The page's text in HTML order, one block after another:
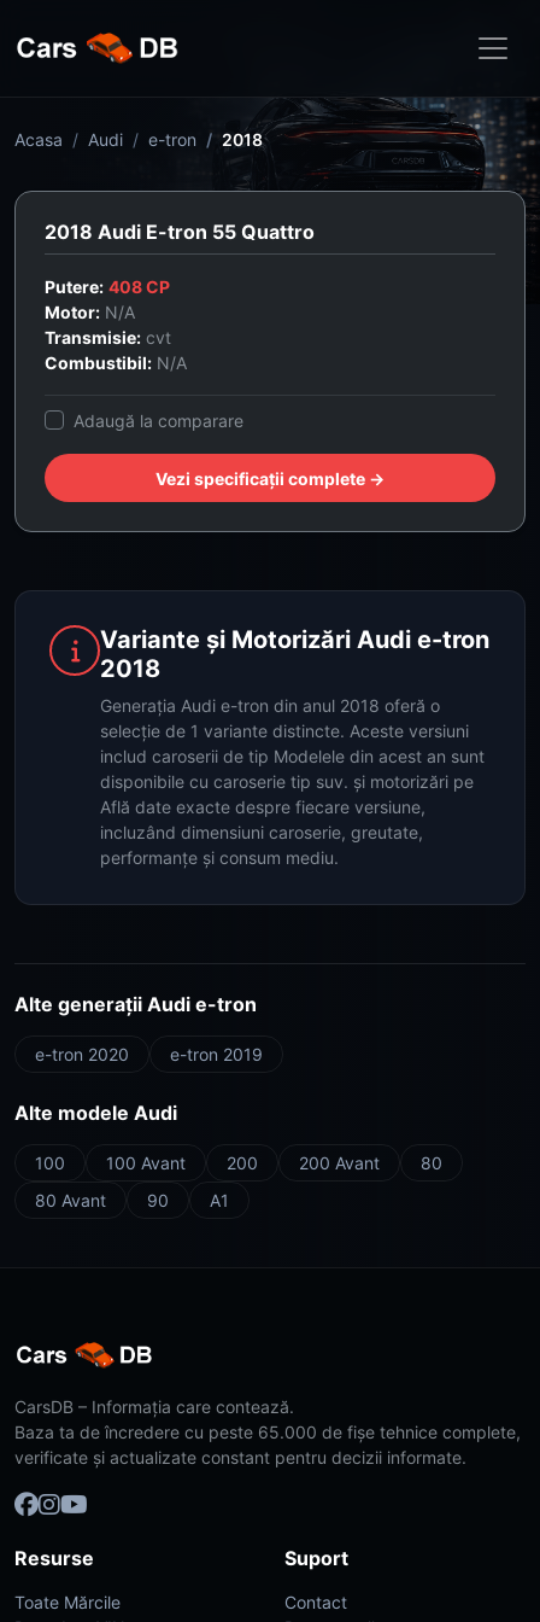
Acasa Audi e-tron 2018
2018 Audi E-tron 55 Quattro
Putere: 408 CP
Motor: N/A
Transmisie: cvt
Combustibil: N/A
Adaugă la comparare
Vezi specificații complete →
Variante și Motorizări Audi e-tron
2018
Generația Audi e-tron din anul 2018 oferă o
selecție de 1 variante distincte. Aceste versiuni
includ caroserii de tip Modelele din acest an sunt
disponibile cu caroserie tip suv. și motorizări pe
Află date exacte despre fiecare versiune,
incluzând dimensiuni caroserie, greutate,
performanțe și consum mediu.
Alte generații Audi e-tron
e-tron 2020 e-tron 2019
Alte modele Audi
100 100 Avant 200 200 Avant
80
80 Avant
90 A1
CarsDB – Informația care contează.
Baza ta de încredere cu peste 65.000 de fișe tehnice complete,
verificate și actualizate constant pentru decizii informate.
Resurse
Toate Mărcile
Suport
Contact